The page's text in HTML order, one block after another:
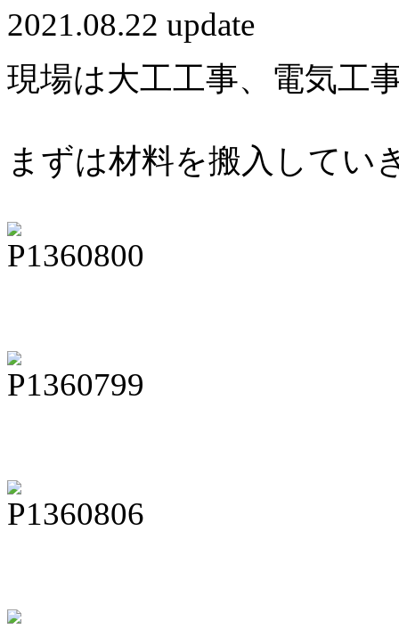
2021.08.22 update
現場は大工工事、電気工
まずは材料を搬入してい